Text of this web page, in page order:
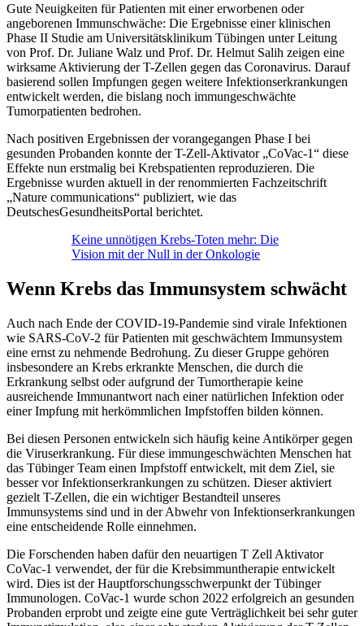
Gute Neuigkeiten für Patienten mit einer erworbenen oder
angeborenen Immunschwäche: Die Ergebnisse einer klinischen
Phase II Studie am Universitätsklinikum Tübingen unter Leitung
von Prof. Dr. Juliane Walz und Prof. Dr. Helmut Salih zeigen eine
wirksame Aktivierung der T-Zellen gegen das Coronavirus. Darauf
basierend sollen Impfungen gegen weitere Infektionserkrankungen
entwickelt werden, die bislang noch immungeschwächte
Tumorpatienten bedrohen.
Nach positiven Ergebnissen der vorangegangen Phase I bei
gesunden Probanden konnte der T-Zell-Aktivator „CoVac-1“ diese
Effekte nun erstmalig bei Krebspatienten reproduzieren. Die
Ergebnisse wurden aktuell in der renommierten Fachzeitschrift
„Nature communications“ publiziert, wie das
DeutschesGesundheitsPortal berichtet.
Keine unnötigen Krebs-Toten mehr: Die
Vision mit der Null in der Onkologie
Wenn Krebs das Immunsystem schwächt
Auch nach Ende der COVID-19-Pandemie sind virale Infektionen
wie SARS-CoV-2 für Patienten mit geschwächtem Immunsystem
eine ernst zu nehmende Bedrohung. Zu dieser Gruppe gehören
insbesondere an Krebs erkrankte Menschen, die durch die
Erkrankung selbst oder aufgrund der Tumortherapie keine
ausreichende Immunantwort nach einer natürlichen Infektion oder
einer Impfung mit herkömmlichen Impfstoffen bilden können.
Bei diesen Personen entwickeln sich häufig keine Antikörper gegen
die Viruserkrankung. Für diese immungeschwächten Menschen hat
das Tübinger Team einen Impfstoff entwickelt, mit dem Ziel, sie
besser vor Infektionserkrankungen zu schützen. Dieser aktiviert
gezielt T-Zellen, die ein wichtiger Bestandteil unseres
Immunsystems sind und in der Abwehr von Infektionserkrankungen
eine entscheidende Rolle einnehmen.
Die Forschenden haben dafür den neuartigen T Zell Aktivator
CoVac-1 verwendet, der für die Krebsimmuntherapie entwickelt
wird. Dies ist der Hauptforschungsschwerpunkt der Tübinger
Immunologen. CoVac-1 wurde schon 2022 erfolgreich an gesunden
Probanden erprobt und zeigte eine gute Verträglichkeit bei sehr guter